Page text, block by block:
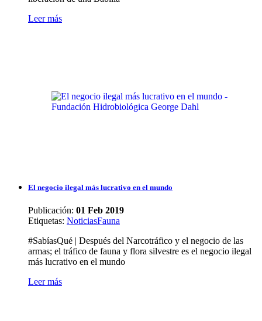
Leer más
El negocio ilegal más lucrativo en el mundo
Publicación: 01 Feb 2019
Etiquetas: NoticiasFauna
#SabíasQué | Después del Narcotráfico y el negocio de las
armas; el tráfico de fauna y flora silvestre es el negocio ilegal
más lucrativo en el mundo
Leer más